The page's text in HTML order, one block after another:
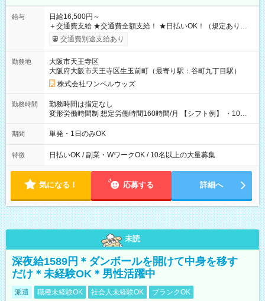
給与
日給16,500円～
＋交通費支給 ★交通費全額支給！ ★日払いOK！（規定あり） ┗
働いたその日に現金GET♪ お仕事後はコンビニATMから 日払
交通費別途支給あり
勤務地
大阪市天王寺区
大阪府大阪市天王寺区生玉前町（最寄り駅：谷町九丁目駅）
株式会社ワンベルウッズ
勤務時間
勤務時間は指定なし
変形労働時間制 想定労働時間160時間/月 【シフト例】 ・10：
00～20：00
期間 単発・1日のみOK
特徴 日払いOK / 副業・WワークOK / 10名以上の大量募集
気になる！ 応募する 詳細へ
未読
深夜給1589円＊ダンボールを開けて中身を移す
だけ＊未経験OK＊男性活躍中
派遣 職種未経験OK 社会人未経験OK ブランクOK